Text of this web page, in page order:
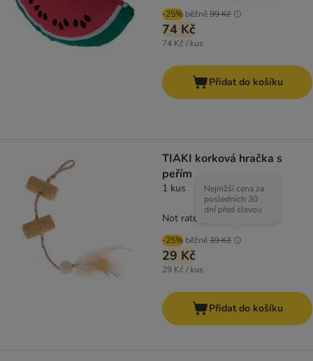
-25% běžně99 Kč
74 Kč
74 Kč / kus
Přidat do košíku
TIAKI korková hračka s
peřím
1 kus
-25% běžně39 Kč
Nejnižší cena za
posledních 30
dní před slevou
29 Kč
29 Kč / kus
Not rated
Přidat do košíku